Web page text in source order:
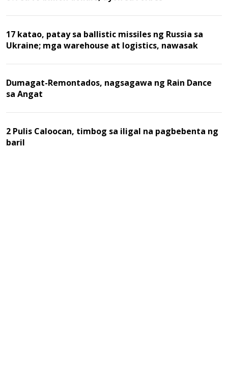
17 katao, patay sa ballistic missiles ng Russia sa
Ukraine; mga warehouse at logistics, nawasak
Dumagat-Remontados, nagsagawa ng Rain Dance
sa Angat
2 Pulis Caloocan, timbog sa iligal na pagbebenta ng
baril